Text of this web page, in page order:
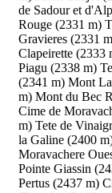
de Sadour et
Rouge (2331 m)
Gravieres (2331
Clapeirette (2333
Piagu (2338 m)
(2341 m) Mont
m) Mont du Bec
Cime de
m) Tete de
la Galine (2400
Moravachere
Pointe Giassin
Pertus (2437 m)